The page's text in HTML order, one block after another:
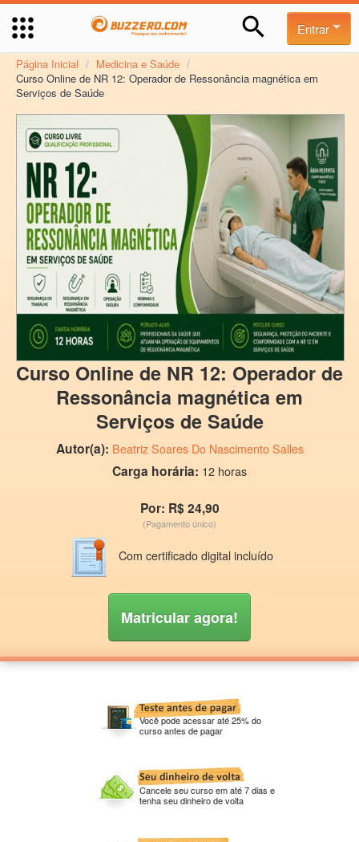
Entrar
Página Inicial / Medicina e Saúde /
Curso Online de NR 12: Operador de Ressonância magnética em
Serviços de Saúde
Curso Online de NR 12: Operador de
Ressonância magnética em
Serviços de Saúde
Autor(a): Beatriz Soares Do Nascimento Salles
Carga horária: 12 horas
Por: R$ 24,90
(Pagamento único)
Com certificado digital incluído
Matricular agora!
Você pode acessar até 25% do
curso antes de pagar
Cancele seu curso em até 7 dias e
tenha seu dinheiro de volta